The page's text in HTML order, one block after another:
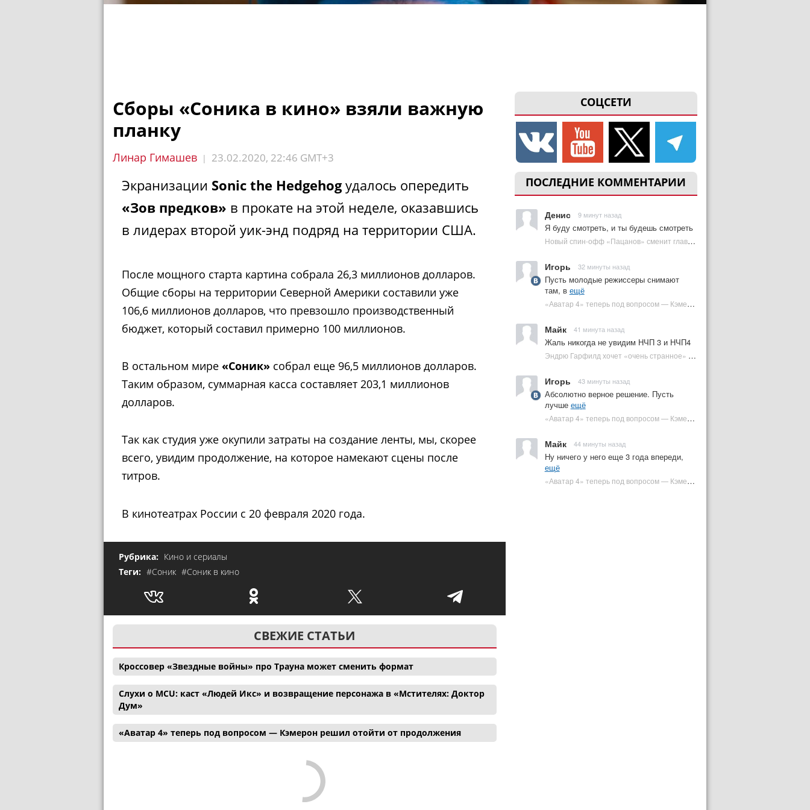
СОЦСЕТИ
ПОСЛЕДНИЕ КОММЕНТАРИИ
Денис 9 минут назад
Я буду смотреть, и ты будешь смотреть
Новый спин-офф «Пацанов» сменит главного героя | Plugged In Ru
Игорь 32 минуты назад
Пусть молодые режиссеры снимают
там, в ещё
«Аватар 4» теперь под вопросом — Кэмерон решил отойти от продолжения | Plugged In Ru
Майк 41 минута назад
Жаль никогда не увидим НЧП 3 и НЧП4
Эндрю Гарфилд хочет «очень странное» возвращение Человека-паука в MCU | Plugged In Ru
Игорь 43 минуты назад
Абсолютно верное решение. Пусть
лучше ещё
«Аватар 4» теперь под вопросом — Кэмерон решил отойти от продолжения | Plugged In Ru
Майк 44 минуты назад
Ну ничего у него еще 3 года впереди,
ещё
«Аватар 4» теперь под вопросом — Кэмерон решил отойти от продолжения | Plugged In Ru
Сборы «Соника в кино» взяли важную
планку
Линар Гимашев | 23.02.2020, 22:46 GMT+3
Экранизации Sonic the Hedgehogудалось опередить
«Зов предков» в прокате на этой неделе, оказавшись
в лидерах второй уик-энд подряд на территории США.
После мощного старта картина собрала 26,3 миллионов долларов.
Общие сборы на территории Северной Америки составили уже
106,6 миллионов долларов, что превзошло производственный
бюджет, который составил примерно 100 миллионов.
В остальном мире «Соник» собрал еще 96,5 миллионов долларов.
Таким образом, суммарная касса составляет 203,1 миллионов
долларов.
Так как студия уже окупили затраты на создание ленты, мы, скорее
всего, увидим продолжение, на которое намекают сцены после
титров.
В кинотеатрах России с 20 февраля 2020 года.
Рубрика: Кино и сериалы
Теги: #Соник #Соник в кино
СВЕЖИЕ СТАТЬИ
Кроссовер «Звездные войны» про Трауна может сменить формат
Слухи о MCU: каст «Людей Икс» и возвращение персонажа в «Мстителях: Доктор
Дум»
«Аватар 4» теперь под вопросом — Кэмерон решил отойти от продолжения